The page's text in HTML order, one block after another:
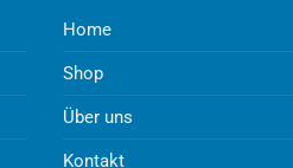
Home
Shop
Über uns
Kontakt